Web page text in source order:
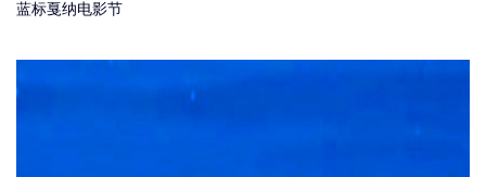
蓝标戛纳电影节